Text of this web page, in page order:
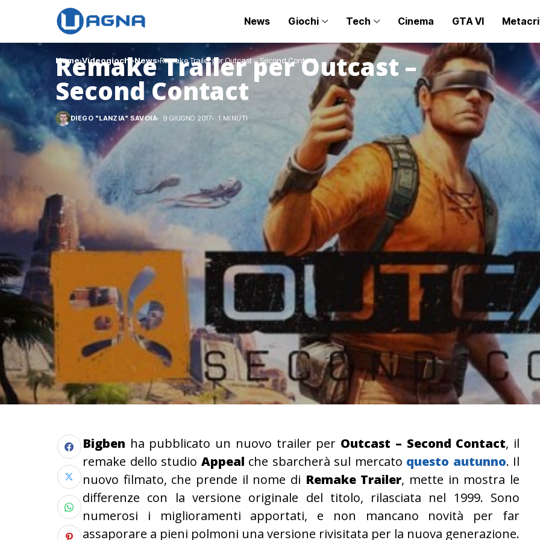
News Giochi Tech Cinema GTA VI
Home Videogiochi News Remake Trailer per Outcast – Second Contact
Remake Trailer per Outcast –
Second Contact
DIEGO "LANZIA" SAVOIA 9 GIUGNO 2017 1 MINUTI
Bigben ha pubblicato un nuovo trailer per Outcast – Second Contact, il
remake dello studio Appeal che sbarcherà sul mercato questo autunno. Il
nuovo filmato, che prende il nome di Remake Trailer, mette in mostra le
differenze con la versione originale del titolo, rilasciata nel 1999. Sono
numerosi i miglioramenti apportati, e non mancano novità per far
assaporare a pieni polmoni una versione rivisitata per la nuova generazione.